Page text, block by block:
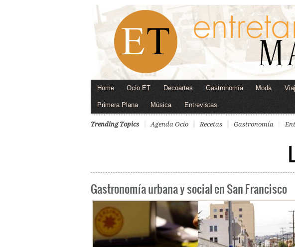
Home Ocio ET Decoartes Gastronomía Moda
Primera Plana Música Entrevistas
Trending Topics Agenda Ocio Recetas Gastronomía
Gastronomía urbana y social en San Francisco